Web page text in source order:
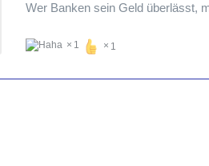
Wer Banken sein Geld überlässt,
1 1